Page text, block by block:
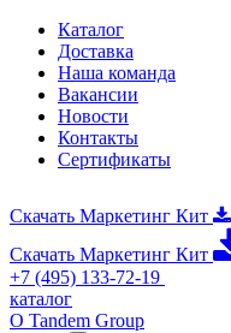
Каталог
Доставка
Наша команда
Вакансии
Новости
Контакты
Сертификаты
Скачать Маркетинг Кит
Скачать Маркетинг Кит
+7 (495) 133-72-19
каталог
О Tandem Group